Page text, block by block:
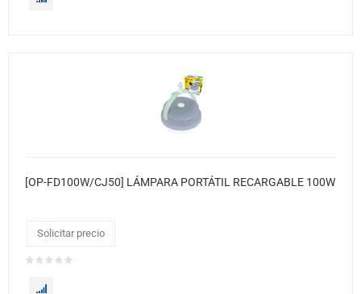
[OP-FD100W/CJ50] LÁMPARA PORTÁTIL RECARGABLE 100W
Solicitar precio